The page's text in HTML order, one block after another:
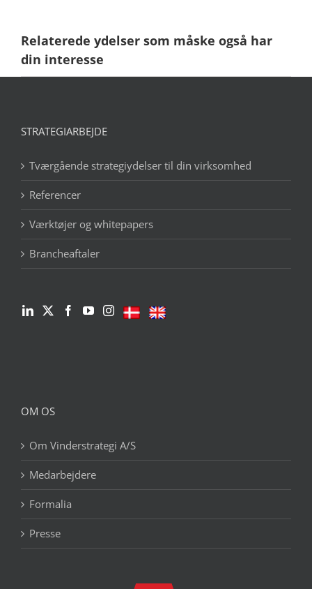
Relaterede ydelser som måske også har
din interesse
STRATEGIARBEJDE
Tværgående strategiydelser til din virksomhed
Referencer
Værktøjer og whitepapers
Brancheaftaler
OM OS
Om Vinderstrategi A/S
Medarbejdere
Formalia
Presse